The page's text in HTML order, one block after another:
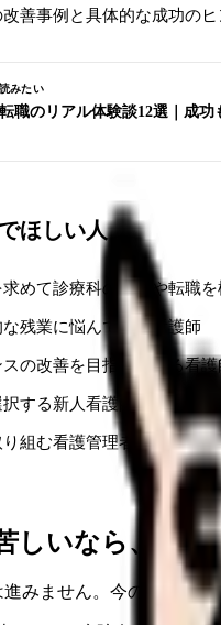
善事例と具体的な成功のヒ
みたい
職のリアル体験談12選｜成功
ほしい人
めて診療科の異動や転職を
残業に悩んでいる看護師
の改善を目指している看護
択する新人看護師
組む看護管理者
しいなら、カ
みません。今の気持ち